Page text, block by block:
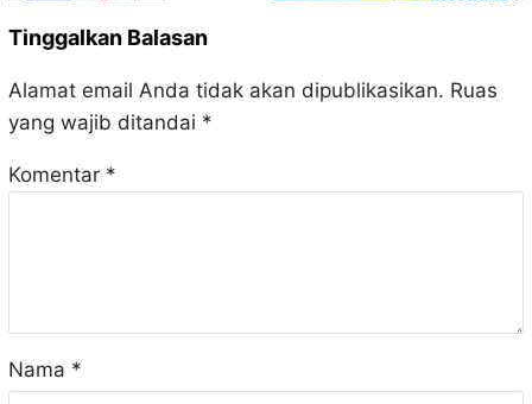
Tinggalkan Balasan
Alamat email Anda tidak akan dipublikasikan. Ruas
yang wajib ditandai *
Komentar *
Nama *